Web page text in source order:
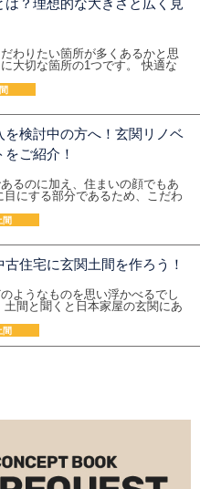
？理想的な大きさと広く見
わりたい箇所が多くあるかと思
大切な箇所の1つです。 快適な
を検討中の方へ！玄関リノベ
ご紹介！
るのに加え、住まいの顔でもあ
目にする部分であるため、こだわ
間
住宅に玄関土間を作ろう！
ようなものを思い浮かべるでし
土間と聞くと日本家屋の玄関にあ
間